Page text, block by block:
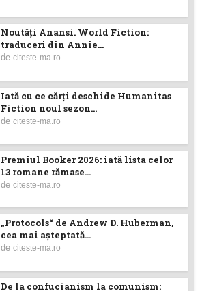
Noutăţi Anansi. World Fiction:
traduceri din Annie...
deciteste-ma.ro
Iată cu ce cărţi deschide Humanitas
Fiction noul sezon...
deciteste-ma.ro
Premiul Booker 2026: iată lista celor
13 romane rămase...
deciteste-ma.ro
„Protocols“ de Andrew D. Huberman,
cea mai așteptată...
deciteste-ma.ro
De la confucianism la comunism: